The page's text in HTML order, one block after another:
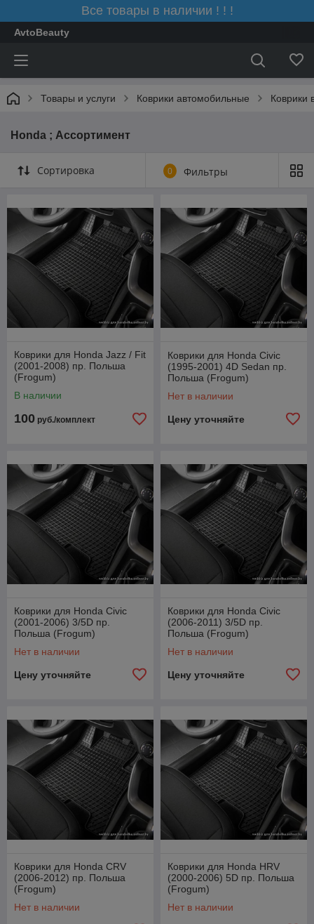
Все товары в наличии ! ! !
AvtoBeauty
Товары и услуги Коврики автомобильные Коврики
Honda ; Ассортимент
Сортировка 0 Фильтры
Коврики для Honda Jazz / Fit
(2001-2008) пр. Польша
(Frogum)
В наличии
100 руб./комплект
Коврики для Honda Civic
(1995-2001) 4D Sedan пр.
Польша (Frogum)
Нет в наличии
Цену уточняйте
Коврики для Honda Civic
(2001-2006) 3/5D пр.
Польша (Frogum)
Нет в наличии
Цену уточняйте
Коврики для Honda Civic
(2006-2011) 3/5D пр.
Польша (Frogum)
Нет в наличии
Цену уточняйте
Коврики для Honda CRV
(2006-2012) пр. Польша
(Frogum)
Нет в наличии
Коврики для Honda HRV
(2000-2006) 5D пр. Польша
(Frogum)
Нет в наличии